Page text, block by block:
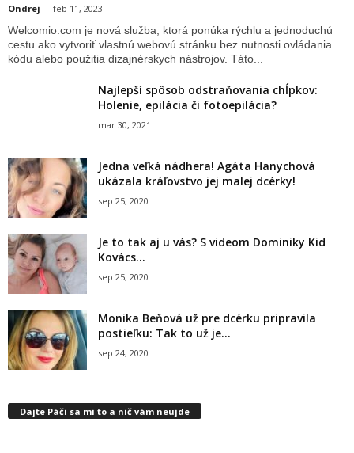
Ondrej - feb 11, 2023
Welcomio.com je nová služba, ktorá ponúka rýchlu a jednoduchú
cestu ako vytvoriť vlastnú webovú stránku bez nutnosti ovládania
kódu alebo použitia dizajnérskych nástrojov. Táto...
Najlepší spôsob odstraňovania chĺpkov:
Holenie, epilácia či fotoepilácia?
mar 30, 2021
Jedna veľká nádhera! Agáta Hanychová
ukázala kráľovstvo jej malej dcérky!
sep 25, 2020
Je to tak aj u vás? S videom Dominiky Kid
Kovács...
sep 25, 2020
Monika Beňová už pre dcérku pripravila
postieľku: Tak to už je...
sep 24, 2020
Dajte Páči sa mi to a nič vám neujde